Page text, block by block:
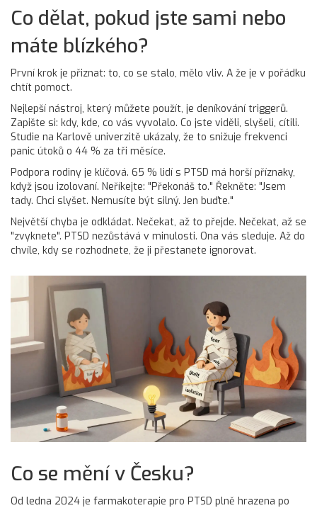
Co dělat, pokud jste sami nebo
máte blízkého?
První krok je přiznat: to, co se stalo, mělo vliv. A že je v pořádku
chtít pomoct.
Nejlepší nástroj, který můžete použít, je deníkování triggerů.
Zapište si: kdy, kde, co vás vyvolalo. Co jste viděli, slyšeli, cítili.
Studie na Karlově univerzitě ukázaly, že to snižuje frekvenci
panic útoků o 44 % za tři měsíce.
Podpora rodiny je klíčová. 65 % lidí s PTSD má horší příznaky,
když jsou izolovaní. Neříkejte: "Překonáš to." Řekněte: "Jsem
tady. Chci slyšet. Nemusíte být silný. Jen buďte."
Největší chyba je odkládat. Nečekat, až to přejde. Nečekat, až se
"zvyknete". PTSD nezůstává v minulosti. Ona vás sleduje. Až do
chvíle, kdy se rozhodnete, že ji přestanete ignorovat.
Co se mění v Česku?
Od ledna 2024 je farmakoterapie pro PTSD plně hrazena po